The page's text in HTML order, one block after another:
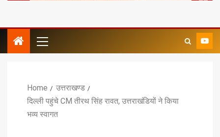
Home
उत्तराखण्ड
दिल्ली पहुंचे CM तीरथ सिंह रावत, उत्तराखंडियों ने किया
भव्य स्वागत